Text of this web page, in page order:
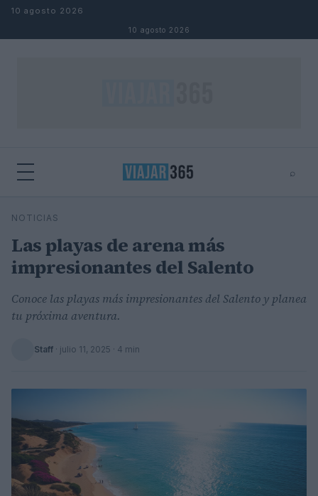
Saltar al contenido
10 agosto 2026
10 agosto 2026
⌕
Buscar
NOTICIAS
Las playas de arena más
impresionantes del Salento
Conoce las playas más impresionantes del Salento y planea
tu próxima aventura.
Staff · julio 11, 2025 · 4 min